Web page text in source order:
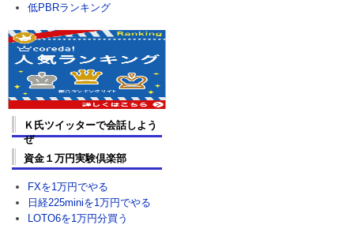
低PBRランキング
Ｋ氏ツイッターで会話しよう
ぜ
資金１万円実験倶楽部
FXを1万円でやる
日経225miniを1万円でやる
LOTO6を1万円分買う